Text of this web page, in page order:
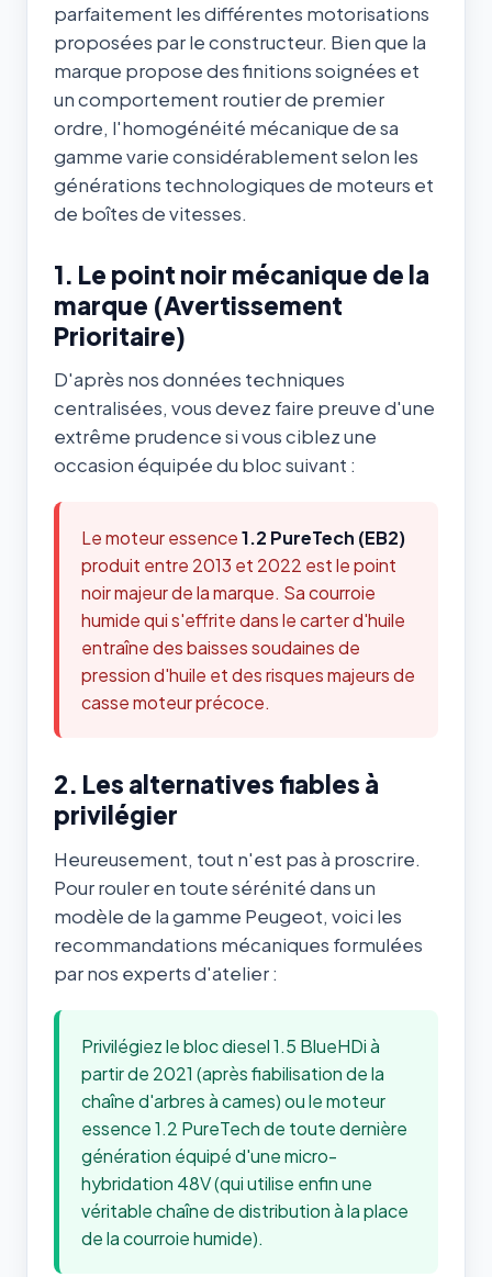
parfaitement les différentes motorisations
proposées par le constructeur. Bien que la
marque propose des finitions soignées et
un comportement routier de premier
ordre, l'homogénéité mécanique de sa
gamme varie considérablement selon les
générations technologiques de moteurs et
de boîtes de vitesses.
1. Le point noir mécanique de la
marque (Avertissement
Prioritaire)
D'après nos données techniques
centralisées, vous devez faire preuve d'une
extrême prudence si vous ciblez une
occasion équipée du bloc suivant :
Le moteur essence1.2 PureTech (EB2)
produit entre 2013 et 2022 est le point
noir majeur de la marque. Sa courroie
humide qui s'effrite dans le carter d'huile
entraîne des baisses soudaines de
pression d'huile et des risques majeurs de
casse moteur précoce.
2. Les alternatives fiables à
privilégier
Heureusement, tout n'est pas à proscrire.
Pour rouler en toute sérénité dans un
modèle de la gamme Peugeot, voici les
recommandations mécaniques formulées
par nos experts d'atelier :
Privilégiez le bloc diesel 1.5 BlueHDi à
partir de 2021 (après fiabilisation de la
chaîne d'arbres à cames) ou le moteur
essence 1.2 PureTech de toute dernière
génération équipé d'une micro-
hybridation 48V (qui utilise enfin une
véritable chaîne de distribution à la place
de la courroie humide).